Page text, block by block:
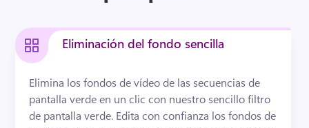
Eliminación del fondo sencilla
Elimina los fondos de vídeo de las secuencias de
pantalla verde en un clic con nuestro sencillo filtro
de pantalla verde. Edita con confianza los fondos de